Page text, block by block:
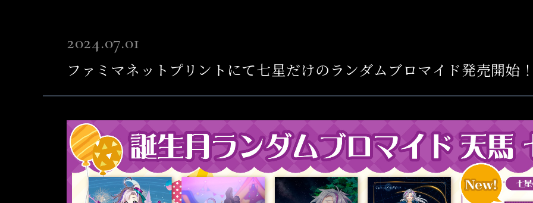
2024.07.01
ファミマネットプリントにて七星だけのランダムブロマイド発売開始